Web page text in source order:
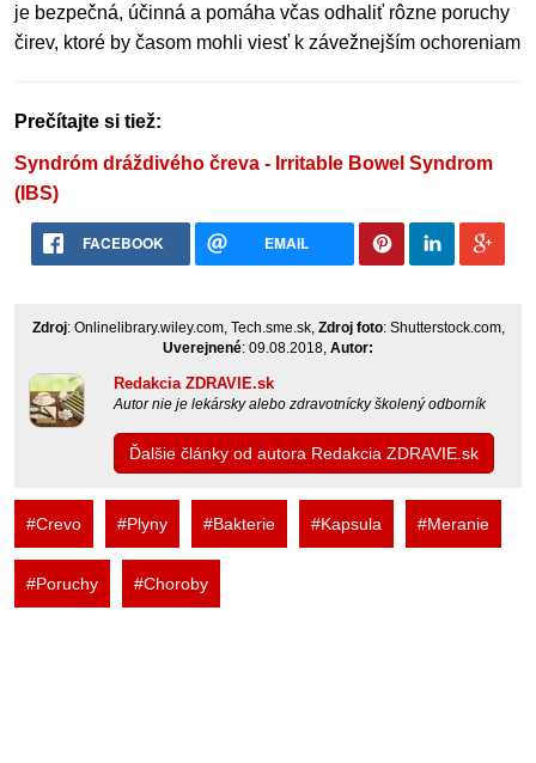
je bezpečná, účinná a pomáha včas odhaliť rôzne poruchy
čirev, ktoré by časom mohli viesť k závežnejším ochoreniam
Prečítajte si tiež:
Syndróm dráždivého čreva - Irritable Bowel Syndrom
(IBS)
FACEBOOK EMAIL
Zdroj: Onlinelibrary.wiley.com, Tech.sme.sk, Zdroj foto: Shutterstock.com,
Uverejnené: 09.08.2018, Autor:
Redakcia ZDRAVIE.sk
Autor nie je lekársky alebo zdravotnícky školený odborník
Ďalšie články od autora Redakcia ZDRAVIE.sk
#Crevo #Plyny #Bakterie #Kapsula #Meranie
#Poruchy #Choroby